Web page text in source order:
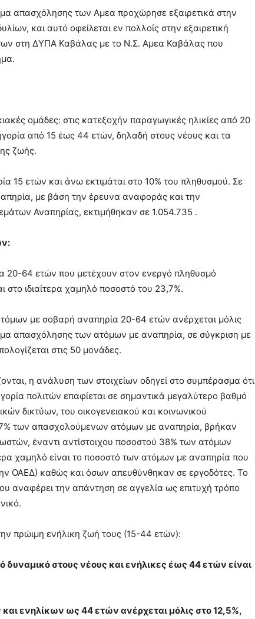
απασχόλησης των Αμεα προχώρησε εξαιρετικά στην
και αυτό οφείλεται εν πολλοίς στην εξαιρετική
στη ΔΥΠΑ Καβάλας με το Ν.Σ. Αμεα Καβάλας που
ομάδες: στις κατεξοχήν παραγωγικές ηλικίες από 20
από 15 έως 44 ετών, δηλαδή στους νέους και τα
ζωής.
15 ετών και άνω εκτιμάται στο 10% του πληθυσμού. Σε
με βάση την έρευνα αναφοράς και την
Αναπηρίας, εκτιμήθηκαν σε 1.054.735 .
20-64 ετών που μετέχουν στον ενεργό πληθυσμό
στο ιδιαίτερα χαμηλό ποσοστό του 23,7%.
με σοβαρή αναπηρία 20-64 ετών ανέρχεται μόλις
απασχόλησης των ατόμων με αναπηρία, σε σύγκριση με
στις 50 μονάδες.
η ανάλυση των στοιχείων οδηγεί στο συμπέρασμα ότι
πολιτών επαφίεται σε σημαντικά μεγαλύτερο βαθμό
δικτύων, του οικογενειακού και κοινωνικού
των απασχολούμενων ατόμων με αναπηρία, βρήκαν
έναντι αντίστοιχου ποσοστού 38% των ατόμων
χαμηλό είναι το ποσοστό των ατόμων με αναπηρία που
ΟΑΕΔ) καθώς και όσων απευθύνθηκαν σε εργοδότες. Το
αναφέρει την απάντηση σε αγγελία ως επιτυχή τρόπο
πρώιμη ενήλικη ζωή τους (15-44 ετών):
δυναμικό στους νέους και ενήλικες έως 44 ετών είναι
ενηλίκων ως 44 ετών ανέρχεται μόλις στο 12,5%,